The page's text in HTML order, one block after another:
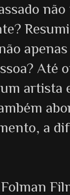
Até
artista
a